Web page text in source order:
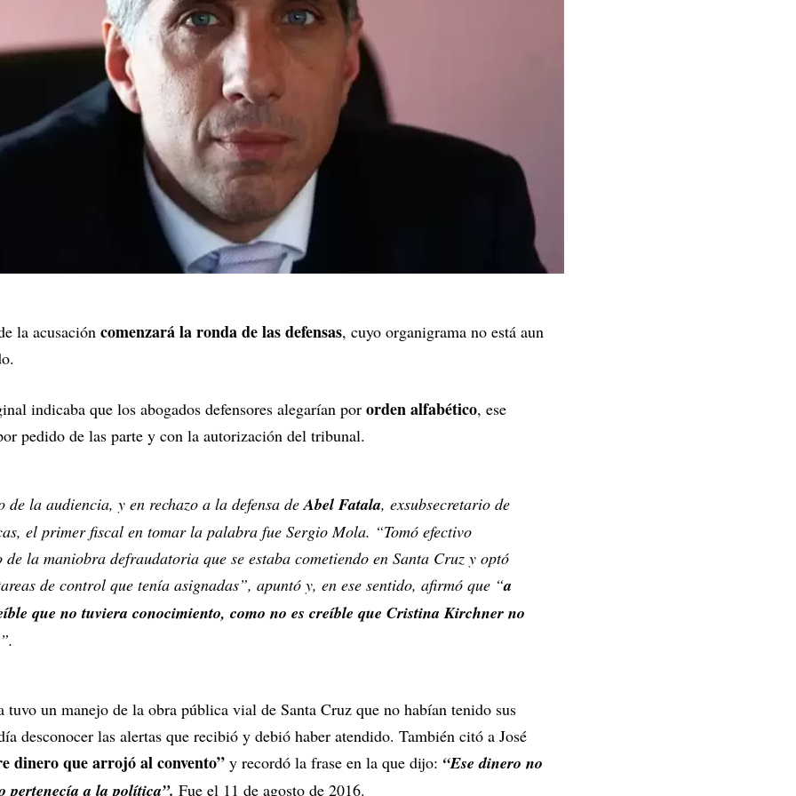
la acusación comenzará la ronda de las defensas, cuyo organigrama no está aun
indicaba que los abogados defensores alegarían por orden alfabético, ese
pedido de las parte y con la autorización del tribunal.
de la audiencia, y en rechazo a la defensa deAbel Fatala, exsubsecretario de
el primer fiscal en tomar la palabra fue Sergio Mola. “Tomó efectivo
de la maniobra defraudatoria que se estaba cometiendo en Santa Cruz y optó
de control que tenía asignadas”, apuntó y, en ese sentido, afirmó que “a
que no tuviera conocimiento, como no es creíble que Cristina Kirchner no
”.
tuvo un manejo de la obra pública vial de Santa Cruz que no habían tenido sus
desconocer las alertas que recibió y debió haber atendido. También citó a José
dinero que arrojó al convento” y recordó la frase en la que dijo: “Ese dinero no
pertenecía a la política”. Fue el 11 de agosto de 2016.